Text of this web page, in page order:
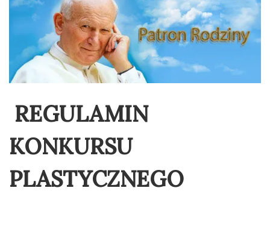
REGULAMIN
KONKURSU
PLASTYCZNEGO